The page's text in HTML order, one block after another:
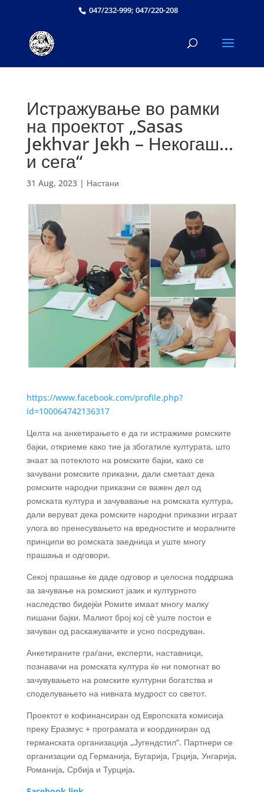
047/232-999; 047/220-208
Истражување во рамки
на проектот „Sasas
Jekhvar Jekh – Некогаш…
и сега“
31 Aug, 2023| Настани
https://www.facebook.com/profile.php?
id=100064742136317
Целта на анкетирањето е да ги истражиме ромските
бајки, откриеме како тие ја збогатиле културата, што
знаат за потеклото на ромските бајки, како се
зачувани ромските приказни, дали сметаат дека
ромските народни приказни се важен дел од
ромската култура и зачувавање на ромската култура,
дали веруват дека ромските народни приказни играат
улога во пренесувањето на вредностите и моралните
принципи во ромската заедница и уште многу
прашања и одговори.
Секој прашање ќе даде одговор и целосна поддршка
за зачување на ромскиот јазик и културното
наследство бидејќи Ромите имаат многу малку
пишани бајки. Малиот број кој сè уште постои е
зачуван од раскажувачите и усно посредуван.
Анкетираните граѓани, експерти, наставници,
познавачи на ромската култура ќе ни помогнат во
зачувувањето на ромските културни богатства и
споделувањето на нивната мудрост со светот.
Проектот е кофинансиран од Европската комисија
преку Еразмус + програмата и координиран од
германската организација „Југендстил“. Партнери се
организации од Германија, Бугарија, Грција, Унгарија,
Романија, Србија и Турција.